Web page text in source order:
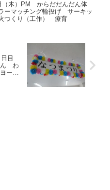
（木）PM からだだんだん体
マッチング輪投げ サーキッ
つくり（工作） 療育
日目
ん わ
ーヨ